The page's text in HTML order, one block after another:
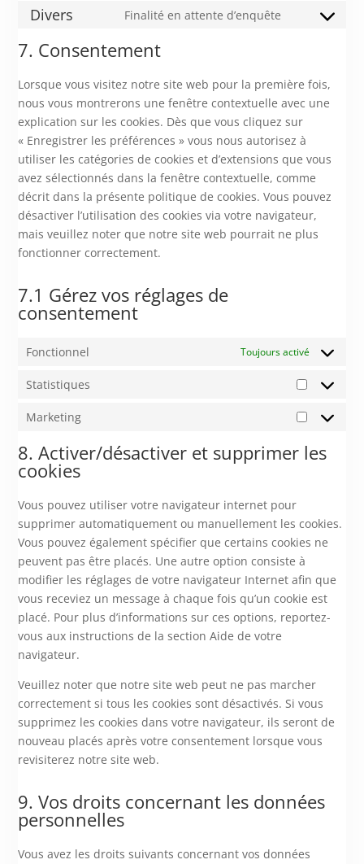
google-
Divers Finalité en attente d’enquête
Consent
divers
7. Consentement
Lorsque vous visitez notre site web pour la première fois,
nous vous montrerons une fenêtre contextuelle avec une
explication sur les cookies. Dès que vous cliquez sur
« Enregistrer les préférences » vous nous autorisez à
utiliser les catégories de cookies et d’extensions que vous
avez sélectionnés dans la fenêtre contextuelle, comme
décrit dans la présente politique de cookies. Vous pouvez
désactiver l’utilisation des cookies via votre navigateur,
mais veuillez noter que notre site web pourrait ne plus
fonctionner correctement.
7.1 Gérez vos réglages de
consentement
Fonctionnel Toujours activé
Statistiques
Marketing
Marketing
8. Activer/désactiver et supprimer les
cookies
Vous pouvez utiliser votre navigateur internet pour
supprimer automatiquement ou manuellement les cookies.
Vous pouvez également spécifier que certains cookies ne
peuvent pas être placés. Une autre option consiste à
modifier les réglages de votre navigateur Internet afin que
vous receviez un message à chaque fois qu’un cookie est
placé. Pour plus d’informations sur ces options, reportez-
vous aux instructions de la section Aide de votre
navigateur.
Veuillez noter que notre site web peut ne pas marcher
correctement si tous les cookies sont désactivés. Si vous
supprimez les cookies dans votre navigateur, ils seront de
nouveau placés après votre consentement lorsque vous
revisiterez notre site web.
9. Vos droits concernant les données
personnelles
Vous avez les droits suivants concernant vos données